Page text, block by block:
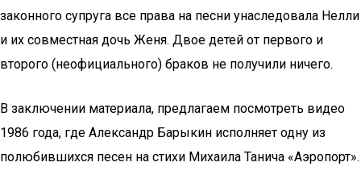
законного супруга все права на песни унаследовала Нелли
и их совместная дочь Женя. Двое детей от первого и
второго (неофициального) браков не получили ничего.
В заключении материала, предлагаем посмотреть видео
1986 года, где Александр Барыкин исполняет одну из
полюбившихся песен на стихи Михаила Танича «Аэропорт».